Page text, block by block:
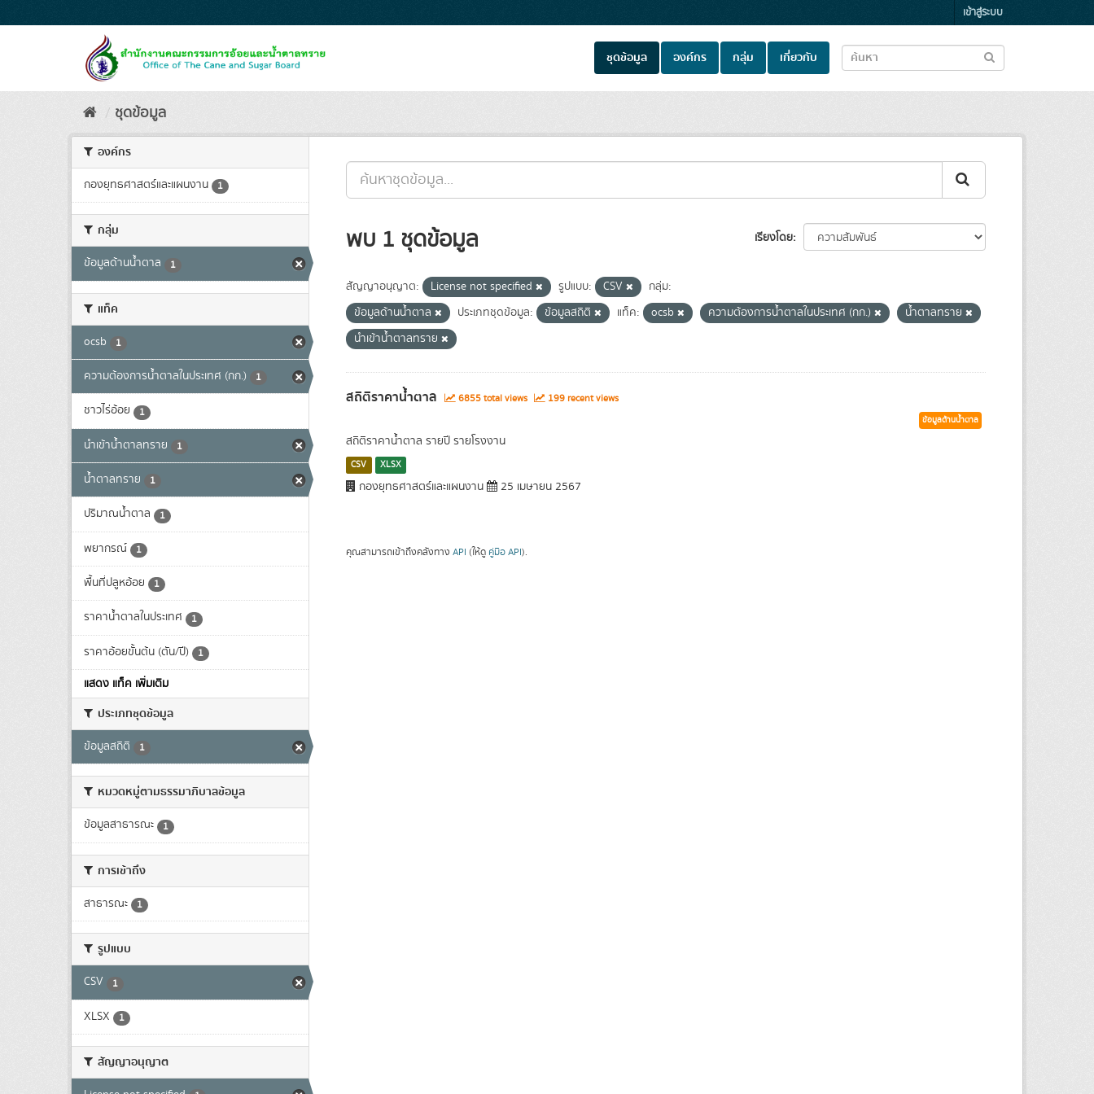
to
เข้าสู่ระบบ
ชุดข้อมูล องค์กร กลุ่ม เกี่ยวกับ
ชุดข้อมูล
องค์กร
กองยุทธศาสตร์และแผนงาน 1
กลุ่ม
ข้อมูลด้านน้ำตาล 1
แท็ค
ocsb 1
ความต้องการน้ำตาลในประเทศ (กก.) 1
ชาวไร่อ้อย 1
นำเข้าน้ำตาลทราย 1
น้ำตาลทราย 1
ปริมาณน้ำตาล 1
พยากรณ์ 1
พื้นที่ปลูหอ้อย 1
ราคาน้ำตาลในประเทศ 1
ราคาอ้อยขั้นต้น (ตัน/ปี) 1
แสดง แท็ค เพิ่มเติม
ประเภทชุดข้อมูล
ข้อมูลสถิติ 1
หมวดหมู่ตามธรรมาภิบาลข้อมูล
ข้อมูลสาธารณะ 1
การเข้าถึง
สาธารณะ 1
รูปแบบ
CSV 1
XLSX 1
สัญญาอนุญาต
เรียงโดย
พบ 1 ชุดข้อมูล
สัญญาอนุญาต: License not specified รูปแบบ: CSV
กลุ่ม:
ข้อมูลด้านน้ำตาล
ประเภทชุดข้อมูล: ข้อมูลสถิติ แท็ค: ocsb ความต้องการน้ำตาลในประเทศ (กก.)
น้ำตาลทราย
นำเข้าน้ำตาลทราย
สถิติราคาน้ำตาล 6855 total views 199 recent views
ข้อมูลด้านน้ำตาล
สถิติราคาน้ำตาล รายปี รายโรงงาน
CSV XLSX
กองยุทธศาสตร์และแผนงาน 25 เมษายน 2567
คุณสามารถเข้าถึงคลังทาง API (ให้ดู คู่มือ API).